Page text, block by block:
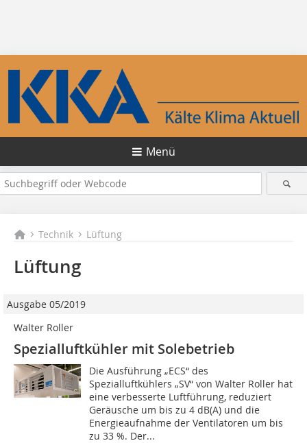
Menü
Technik Lüftung
Lüftung
Ausgabe 05/2019
Walter Roller
Spezialluftkühler mit Solebetrieb
Die Ausführung „ECS“ des
Spezialluftkühlers „SV“ von Walter Roller hat
eine verbesserte Luftführung, reduziert
Geräusche um bis zu 4 dB(A) und die
Energieaufnahme der Ventilatoren um bis
zu 33 %. Der...